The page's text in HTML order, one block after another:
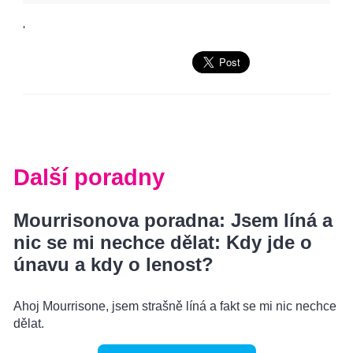
'
Další poradny
Mourrisonova poradna: Jsem líná a
nic se mi nechce dělat: Kdy jde o
únavu a kdy o lenost?
Ahoj Mourrisone, jsem strašně líná a fakt se mi nic nechce
dělat.